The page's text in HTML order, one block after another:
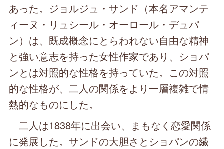
あった。ジョルジュ・サンド（本名アマンテ
ィーヌ・リュシール・オーロール・デュパ
ン）は、既成概念にとらわれない自由な精神
と強い意志を持った女性作家であり、ショパ
ンとは対照的な性格を持っていた。この対照
的な性格が、二人の関係をより一層複雑で情
熱的なものにした。
二人は1838年に出会い、まもなく恋愛関係
に発展した。サンドの大胆さとショパンの繊